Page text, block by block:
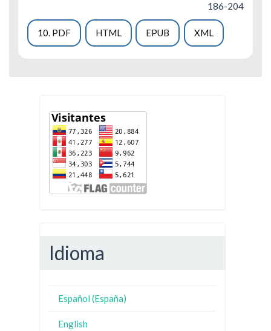
186-204
10. PDF HTML EPUB XML
Idioma
Español (España)
English